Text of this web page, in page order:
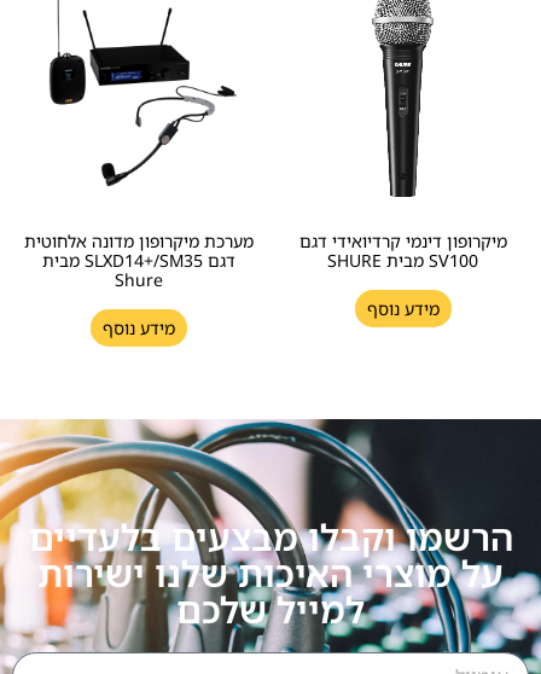
מיקרופון דינמי קרדיואידי דגם
SV100 מבית SHURE
מידע נוסף
מערכת מיקרופון מדונה אלחוטית
דגם SLXD14+/SM35 מבית
Shure
מידע נוסף
הרשמו וקבלו מבצעים בלעדיים
על מוצרי האיכות שלנו ישירות
למייל שלכם